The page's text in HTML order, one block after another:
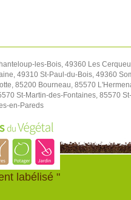
les-Bois, 49360 Les
49310 St-Paul-du-Bois, 49360
85200 Bourneau, 85570
St-Martin-des-Fontaines, 85570
en-Pareds
labélisé "